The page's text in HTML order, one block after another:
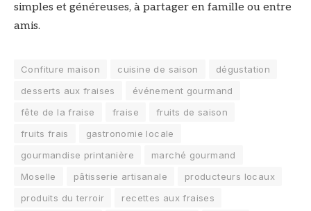
simples et généreuses, à partager en famille ou entre
amis.
Confiture maison cuisine de saison
dégustation
desserts aux fraises
événement gourmand
fête de la fraise
fraise
fruits de saison
fruits frais
gastronomie locale
gourmandise printanière
marché gourmand
Moselle
pâtisserie artisanale
producteurs locaux
produits du terroir
recettes aux fraises